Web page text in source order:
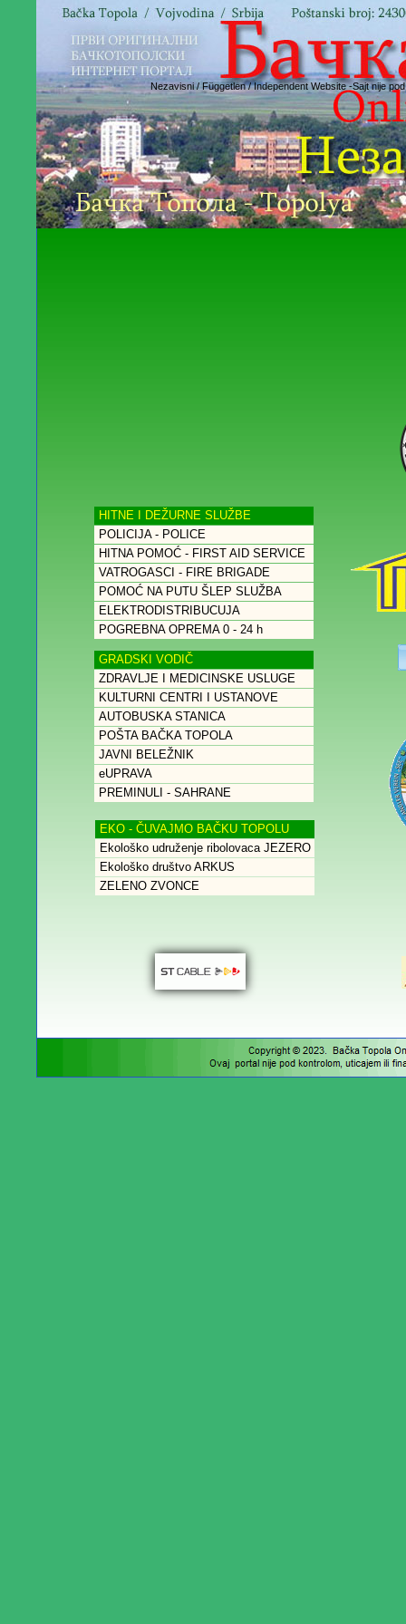
GRADSKI VODIČ
ZDRAVLJE I MEDICINSKE USLUGE
KULTURNI CENTRI I USTANOVE
AUTOBUSKA STANICA
POŠTA BAČKA TOPOLA
JAVNI BELEŽNIK
eUPRAVA
PREMINULI - SAHRANE
Nezavisni / Független / Independent Website -Sajt nije
HITNE I DEŽURNE SLUŽBE
POLICIJA - POLICE
HITNA POMOĆ - FIRST AID SERVICE
VATROGASCI - FIRE BRIGADE
POMOĆ NA PUTU ŠLEP SLUŽBA
ELEKTRODISTRIBUCUJA
POGREBNA OPREMA 0 - 24 h
EKO - ČUVAJMO BAČKU TOPOLU
Ekološko udruženje ribolovaca JEZERO
Ekološko društvo ARKUS
ZELENO ZVONCE